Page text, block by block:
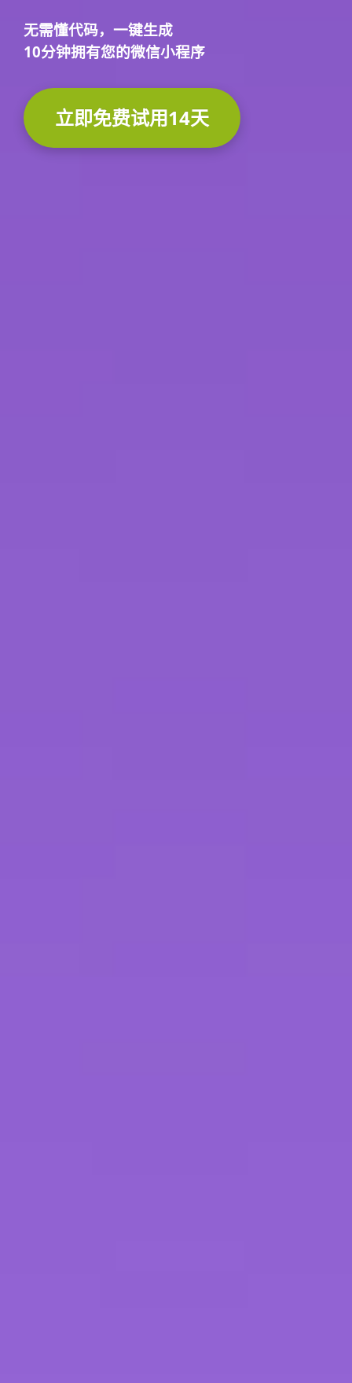
无需懂代码， 一键生成
10分钟拥有您的微信小程序
立即免费试用14天